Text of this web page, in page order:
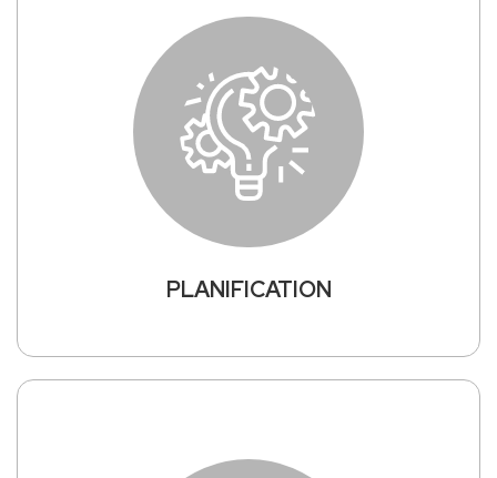
PLANIFICATION